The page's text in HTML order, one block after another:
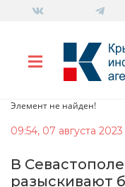
Элемент не найден!
09:54, 07 августа 2023
В
разыскивают